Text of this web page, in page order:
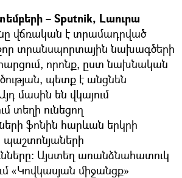
– Sputnik, Լաուրա
վճռական է տրամադրված
տրանսպորտային նախագծերի
որոնք, ըստ նախնական
պետք է անցնեն
մասին են վկայում
տեղի ունեցող
ֆոնին հարևան երկրի
Այստեղ առանձնահատուկ
«Կովկասյան միջանցք»